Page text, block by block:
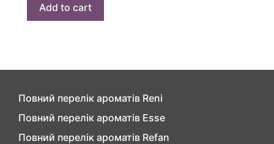
Add to cart
Повний перелік ароматів Reni
Повний перелік ароматів Esse
Повний перелік ароматів Refan